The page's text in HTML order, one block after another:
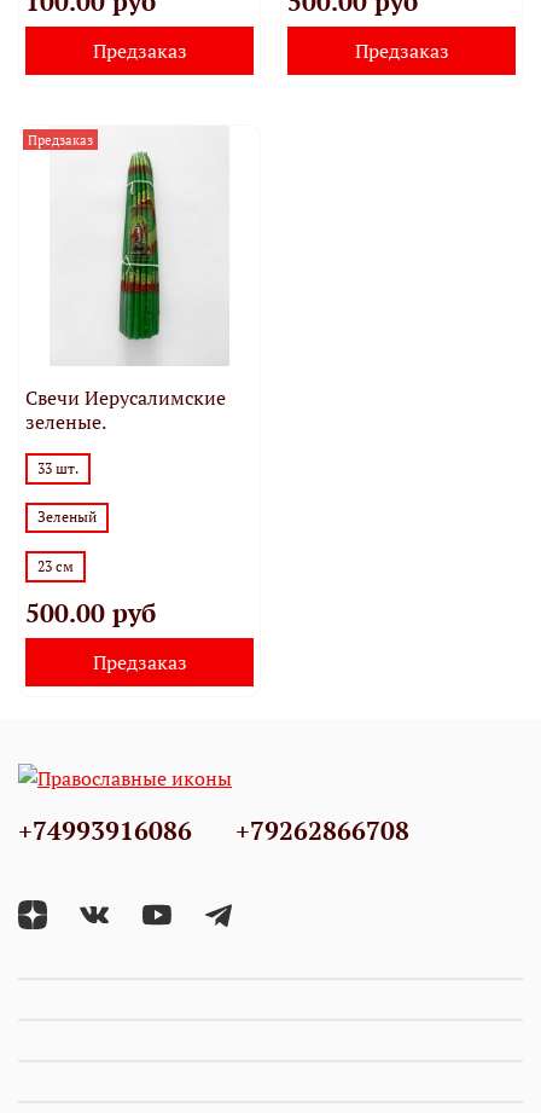
Предзаказ Предзаказ
Предзаказ
Свечи Иерусалимские
зеленые.
33 шт.
Зеленый
23 см
500.00 руб
Предзаказ
+74993916086 +79262866708